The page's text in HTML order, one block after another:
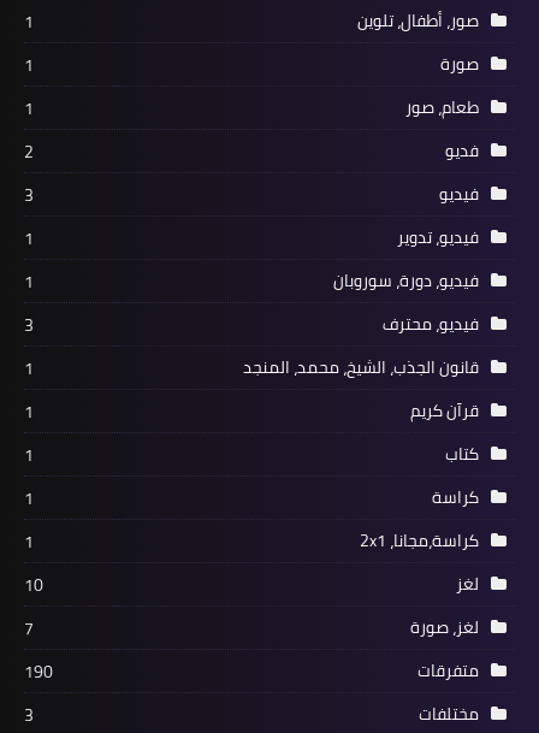
صور، أطفال، تلوين
1
صورة
1
طعام، صور
1
فديو
2
فيديو
3
فيديو، تدوير
1
فيديو، دورة، سوروبان
1
فيديو، محترف
3
قانون الجذب، الشيخ، محمد، المنجد
1
قرآن كريم
1
كتاب
1
كراسة
1
كراسة،مجانا، 2x1
1
لغز
10
لغز، صورة
7
متفرقات
190
مختلفات
3